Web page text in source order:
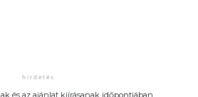
és az ajánlat kiírásanak időpontjában